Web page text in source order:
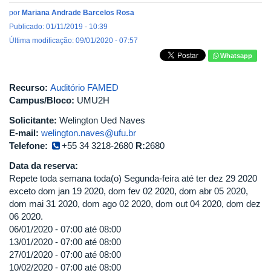
por Mariana Andrade Barcelos Rosa
Publicado: 01/11/2019 - 10:39
Última modificação: 09/01/2020 - 07:57
Whatsapp
Recurso: Auditório FAMED
Campus/Bloco: UMU2H
Solicitante: Welington Ued Naves
E-mail: welington.naves@ufu.br
Telefone:
+55 34 3218-2680 R:2680
Data da reserva:
Repete toda semana toda(o) Segunda-feira até ter dez 29 2020
exceto dom jan 19 2020, dom fev 02 2020, dom abr 05 2020,
dom mai 31 2020, dom ago 02 2020, dom out 04 2020, dom dez
06 2020.
06/01/2020 - 07:00 até 08:00
13/01/2020 - 07:00 até 08:00
27/01/2020 - 07:00 até 08:00
10/02/2020 - 07:00 até 08:00